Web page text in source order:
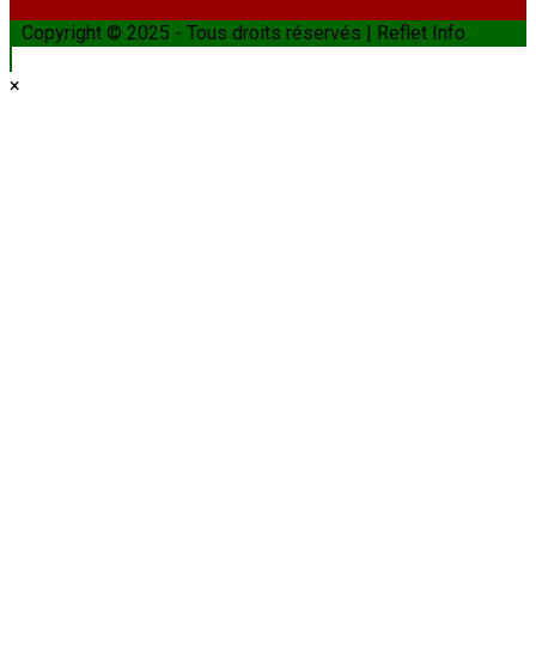
Copyright © 2025 - Tous droits réservés | Reflet Info.
×